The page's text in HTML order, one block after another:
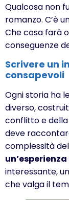
Qualcosa non
romanzo. C’è
Che cosa farà
conseguenze
Scrivere un
consapevoli
Ogni storia ha
diverso,
conflitto e
deve
complessità
interessante,
che valga il